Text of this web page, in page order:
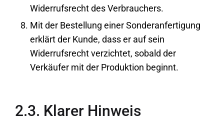
Widerrufsrecht des Verbrauchers.
Mit der Bestellung einer Sonderanfertigung
erklärt der Kunde, dass er auf sein
Widerrufsrecht verzichtet, sobald der
Verkäufer mit der Produktion beginnt.
2.3. Klarer Hinweis